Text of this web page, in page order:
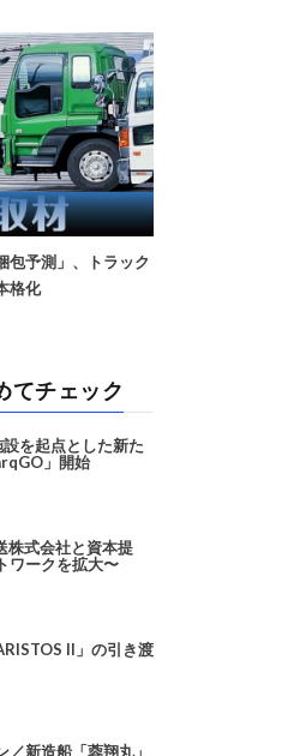
包予測」、トラック
格化
てチェック
を起点とした新た
」開始
式会社と資本提
ワークを拡大〜
II」の引き渡
新造船「蓉翔丸」